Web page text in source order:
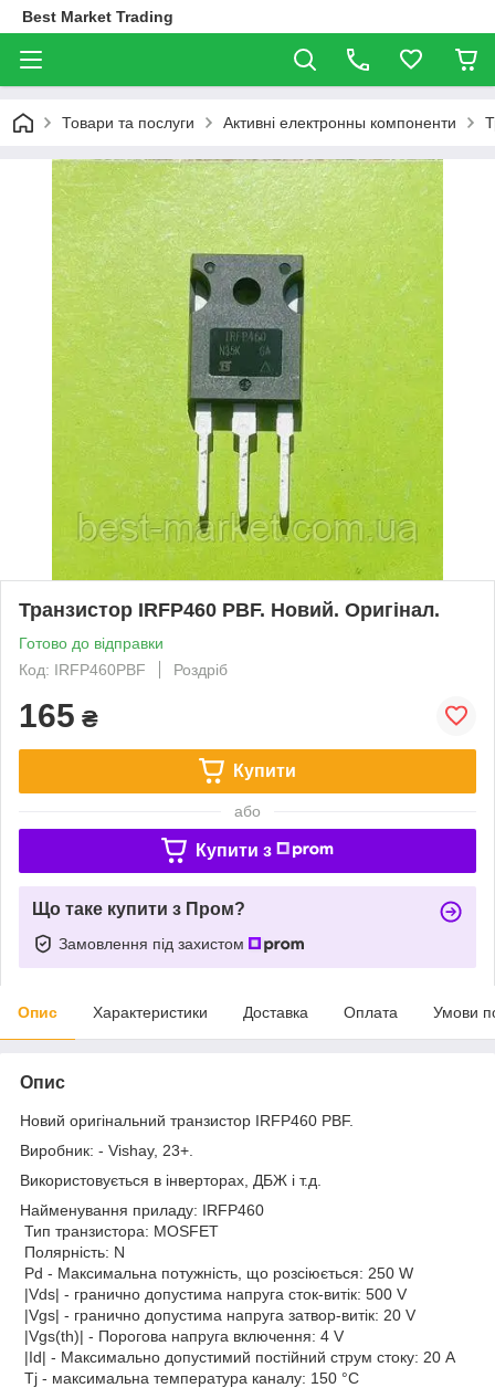
Best Market Trading
Товари та послуги Активні електронны компоненти
Транзистор IRFP460 PBF. Новий. Оригінал.
Готово до відправки
Код: IRFP460PBF
Роздріб
165 ₴
Купити
або
Купити з
Що таке купити з Пром?
Замовлення під захистом
Опис Характеристики Доставка Оплата Умови
Опис
Новий оригінальний транзистор IRFP460 PBF.
Виробник: - Vishay, 23+.
Використовується в інверторах, ДБЖ і т.д.
Найменування приладу: IRFP460
Тип транзистора: MOSFET
Полярність: N
Pd - Максимальна потужність, що розсіюється: 250 W
|Vds| - гранично допустима напруга сток-витік: 500 V
|Vgs| - гранично допустима напруга затвор-витік: 20 V
|Vgs(th)| - Порогова напруга включення: 4 V
|Id| - Максимально допустимий постійний струм стоку: 20 A
Tj - максимальна температура каналу: 150 °C